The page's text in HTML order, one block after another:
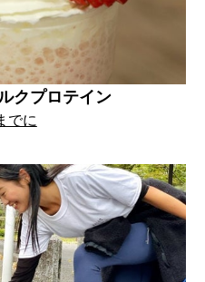
クプロテイン
でに